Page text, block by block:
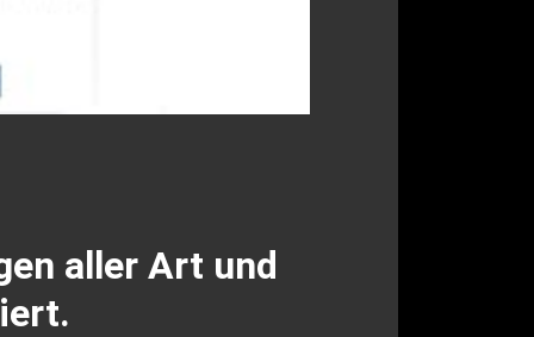
aller Art und